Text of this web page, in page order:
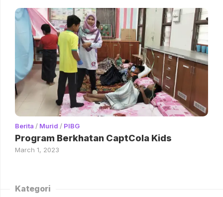
Berita / Murid / PIBG
Program Berkhatan CaptCola Kids
March 1, 2023
Kategori